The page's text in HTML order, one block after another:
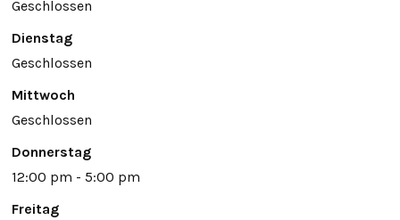
Geschlossen
Dienstag
Geschlossen
Mittwoch
Geschlossen
Donnerstag
12:00 pm - 5:00 pm
Freitag